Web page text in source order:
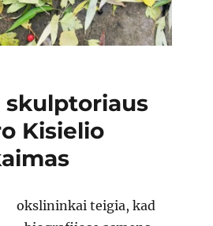
skulptoriaus
Kisielio
okslininkai teigia, kad